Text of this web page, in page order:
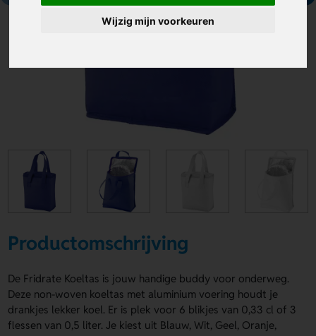
Wijzig mijn voorkeuren
Productomschrijving
De Fridrate Koeltas is jouw handige buddy voor onderweg.
Deze non-woven koeltas met aluminium voering houdt je
drankjes lekker koel. Er is plek voor 6 blikjes van 0,33 cl of 3
flessen van 0,5 liter. Je kiest uit Blauw, Wit, Geel, Oranje,